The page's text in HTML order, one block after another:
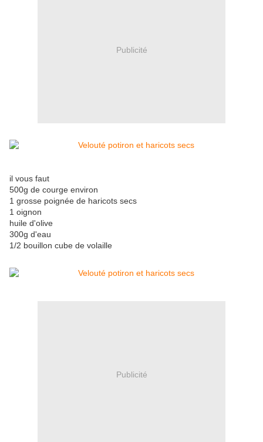
Publicité
il vous faut
500g de courge environ
1 grosse poignée de haricots secs
1 oignon
huile d'olive
300g d'eau
1/2 bouillon cube de volaille
Publicité